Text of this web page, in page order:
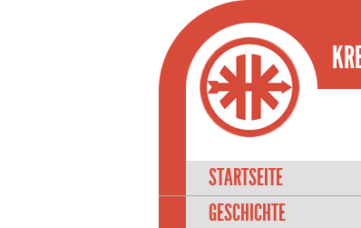
STARTSEITE
GESCHICHTE